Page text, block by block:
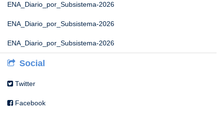
ENA_Diario_por_Subsistema-2026
ENA_Diario_por_Subsistema-2026
ENA_Diario_por_Subsistema-2026
Social
Twitter
Facebook